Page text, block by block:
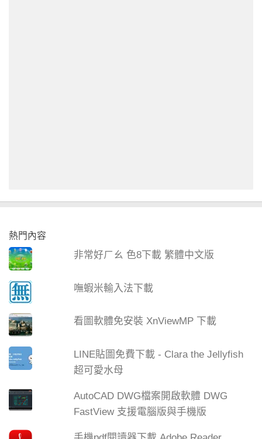
熱門內容
非常好ㄏㄠ 色8下載 繁體中文版
嘸蝦米輸入法下載
看圖軟體免安裝 XnViewMP 下載
LINE貼圖免費下載 - Clara the Jellyfish
超可愛水母
AutoCAD DWG檔案開啟軟體 DWG
FastView 支援電腦版與手機版